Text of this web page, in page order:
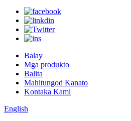
Balay
Mga produkto
Balita
Mahitungod Kanato
Kontaka Kami
English